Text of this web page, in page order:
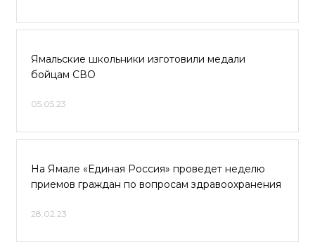
Ямальские школьники изготовили медали
бойцам СВО
05.05.23
На Ямале «Единая Россия» проведет неделю
приемов граждан по вопросам здравоохранения
28.02.23